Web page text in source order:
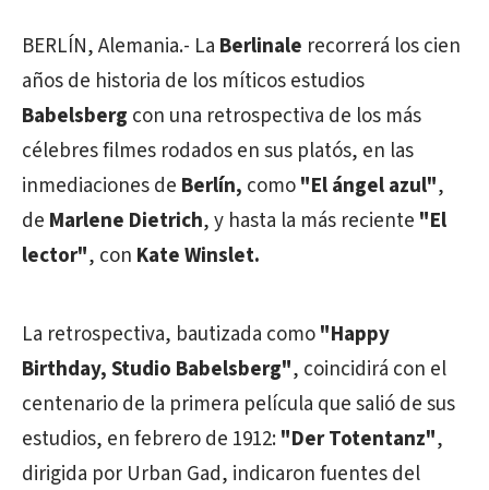
BERLÍN, Alemania.- La Berlinale recorrerá los cien
años de historia de los míticos estudios
Babelsberg con una retrospectiva de los más
célebres filmes rodados en sus platós, en las
inmediaciones de Berlín, como"El ángel azul",
de Marlene Dietrich, y hasta la más reciente "El
lector", con Kate Winslet.
La retrospectiva, bautizada como"Happy
Birthday, Studio Babelsberg", coincidirá con el
centenario de la primera película que salió de sus
estudios, en febrero de 1912:"Der Totentanz",
dirigida por Urban Gad, indicaron fuentes del